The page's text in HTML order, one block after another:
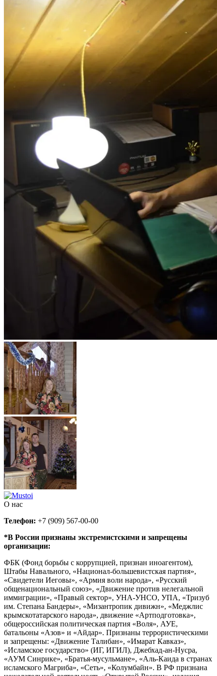
О нас
Телефон: +7 (909) 567-00-00
*В России признаны экстремистскими и запрещены
организации:
ФБК (Фонд борьбы с коррупцией, признан иноагентом),
Штабы Навального, «Национал-большевистская партия»,
«Свидетели Иеговы», «Армия воли народа», «Русский
общенациональный союз», «Движение против нелегальной
иммиграции», «Правый сектор», УНА-УНСО, УПА, «Тризуб
им. Степана Бандеры», «Мизантропик дивижн», «Меджлис
крымскотатарского народа», движение «Артподготовка»,
общероссийская политическая партия «Воля», АУЕ,
батальоны «Азов» и «Айдар». Признаны террористическими
и запрещены: «Движение Талибан», «Имарат Кавказ»,
«Исламское государство» (ИГ, ИГИЛ), Джебхад-ан-Нусра,
«АУМ Синрике», «Братья-мусульмане», «Аль-Каида в странах
исламского Магриба», «Сеть», «Колумбайн». В РФ признана